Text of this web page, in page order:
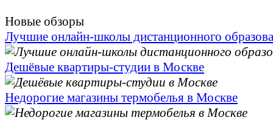
Новые обзоры
Лучшие онлайн-школы дистанционного
Дешёвые квартиры-студии в Москве
Недорогие магазины термобелья в Москве